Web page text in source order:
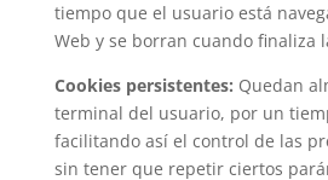
tiempo que el usuario está
Web y se borran cuando finaliza
Cookies persistentes: Quedan
terminal del usuario, por un
facilitando así el control de las
sin tener que repetir ciertos